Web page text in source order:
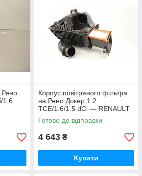
Рено
1.6
Корпус повітряного фільтра
на Рено Докер 1.2
TCE/1.6/1.5 dCi — RENAULT
(Оригінал) 165001258R
Готово до відправки
4 643 ₴
Купити